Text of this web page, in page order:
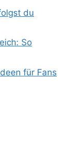
du
So
für Fans